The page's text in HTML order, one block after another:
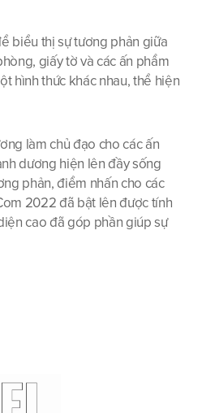
biểu thị sự tương phản giữa
giấy tờ và các ấn phẩm
hình thức khác nhau, thể hiện
làm chủ đạo cho các ấn
dương hiện lên đầy sống
phản, điểm nhấn cho các
2022 đã bật lên được tính
cao đã góp phần giúp sự